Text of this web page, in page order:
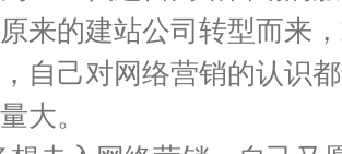
来的建站公司转型而来
自己对网络营销的认识
大。